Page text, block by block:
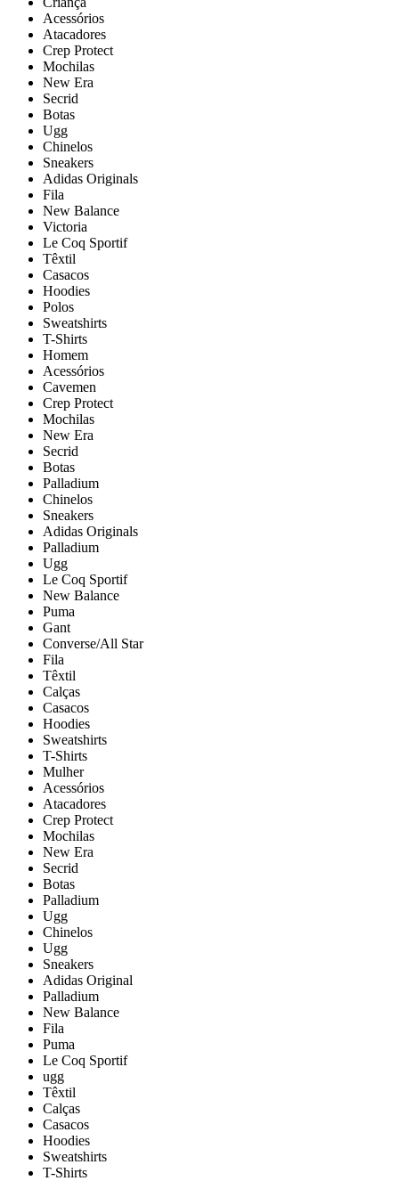
Acessórios
Atacadores
Crep Protect
Mochilas
New Era
Secrid
Botas
Ugg
Chinelos
Sneakers
Adidas Originals
Fila
New Balance
Victoria
Le Coq Sportif
Têxtil
Casacos
Hoodies
Polos
Sweatshirts
T-Shirts
Homem
Acessórios
Cavemen
Crep Protect
Mochilas
New Era
Secrid
Botas
Palladium
Chinelos
Sneakers
Adidas Originals
Palladium
Ugg
Le Coq Sportif
New Balance
Puma
Gant
Converse/All Star
Fila
Têxtil
Calças
Casacos
Hoodies
Sweatshirts
T-Shirts
Mulher
Acessórios
Atacadores
Crep Protect
Mochilas
New Era
Secrid
Botas
Palladium
Ugg
Chinelos
Ugg
Sneakers
Adidas Original
Palladium
New Balance
Fila
Puma
Le Coq Sportif
ugg
Têxtil
Calças
Casacos
Hoodies
Sweatshirts
T-Shirts